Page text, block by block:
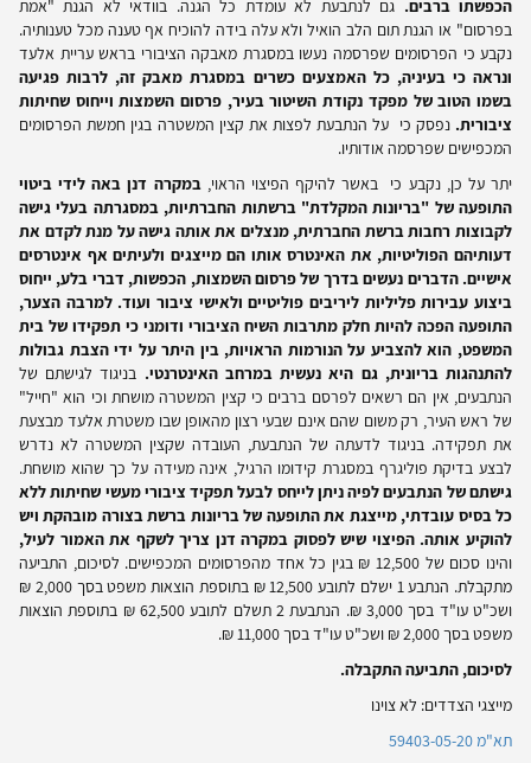
הכפשתו ברבים. גם לנתבעת לא עומדת כל הגנה. בוודאי לא הגנת "אמת
בפרסום" או הגנת תום הלב הואיל ולא עלה בידה להוכיח אף טענה מכל טענותיה.
נקבע כי הפרסומים שפרסמה נעשו במסגרת מאבקה הציבורי בראש עריית אלעד
ונראה כי בעיניה, כל האמצעים כשרים במסגרת מאבק זה, לרבות פגיעה
בשמו הטוב של מפקד נקודת השיטור בעיר, פרסום השמצות וייחוס שחיתות
ציבורית. נפסק כי על הנתבעת לפצות את קצין המשטרה בגין חמשת הפרסומים
המכפישים שפרסמה אודותיו.
יתר על כן, נקבע כי באשר להיקף הפיצוי הראוי,במקרה דנן באה לידי ביטוי
התופעה של "בריונות המקלדת" ברשתות החברתיות, במסגרתה בעלי גישה
לקבוצות רחבות ברשת החברתית, מנצלים את אותה גישה על מנת לקדם את
דעותיהם הפוליטיות, את האינטרס אותו הם מייצגים ולעיתים אף אינטרסים
אישיים. הדברים נעשים בדרך של פרסום השמצות, הכפשות, דברי בלע, ייחוס
ביצוע עבירות פליליות ליריבים פוליטיים ולאישי ציבור ועוד. למרבה הצער,
התופעה הפכה להיות חלק מתרבות השיח הציבורי ודומני כי תפקידו של בית
המשפט, הוא להצביע על הנורמות הראויות, בין היתר על ידי הצבת גבולות
להתנהגות בריונית, גם היא נעשית במרחב האינטרנטי. בניגוד לגישתם של
הנתבעים, אין הם רשאים לפרסם ברבים כי קצין המשטרה מושחת וכי הוא "חייל"
של ראש העיר, רק משום שהם אינם שבעי רצון מהאופן שבו משטרת אלעד מבצעת
את תפקידה. בניגוד לדעתה של הנתבעת, העובדה שקצין המשטרה לא נדרש
לבצע בדיקת פוליגרף במסגרת קידומו הרגיל, אינה מעידה על כך שהוא מושחת.
גישתם של הנתבעים לפיה ניתן לייחס לבעל תפקיד ציבורי מעשי שחיתות ללא
כל בסיס עובדתי, מייצגת את התופעה של בריונות ברשת בצורה מובהקת ויש
להוקיע אותה. הפיצוי שיש לפסוק במקרה דנן צריך לשקף את האמור לעיל,
והינו סכום של 12,500 ₪ בגין כל אחד מהפרסומים המכפישים. לסיכום, התביעה
מתקבלת. הנתבע 1 ישלם לתובע 12,500 ₪ בתוספת הוצאות משפט בסך 2,000 ₪
ושכ"ט עו"ד בסך 3,000 ₪. הנתבעת 2 תשלם לתובע 62,500 ₪ בתוספת הוצאות
משפט בסך 2,000 ₪ ושכ"ט עו"ד בסך 11,000 ₪.
לסיכום, התביעה התקבלה.
מייצגי הצדדים: לא צוינו
תא"מ 59403-05-20